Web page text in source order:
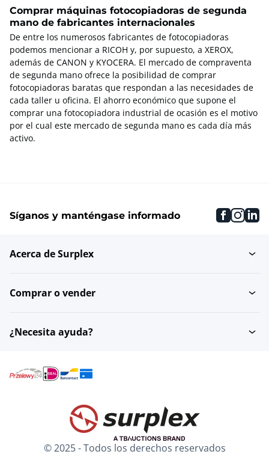
Comprar máquinas fotocopiadoras de segunda
mano de fabricantes internacionales
De entre los numerosos fabricantes de fotocopiadoras
podemos mencionar a RICOH y, por supuesto, a XEROX,
además de CANON y KYOCERA. El mercado de compraventa
de segunda mano ofrece la posibilidad de comprar
fotocopiadoras baratas que respondan a las necesidades de
cada taller u oficina. El ahorro económico que supone el
comprar una fotocopiadora industrial de ocasión es el motivo
por el cual este mercado de segunda mano es cada día más
activo.
Síganos y manténgase informado
Acerca de Surplex
Comprar o vender
¿Necesita ayuda?
© 2025 - Todos los derechos reservados